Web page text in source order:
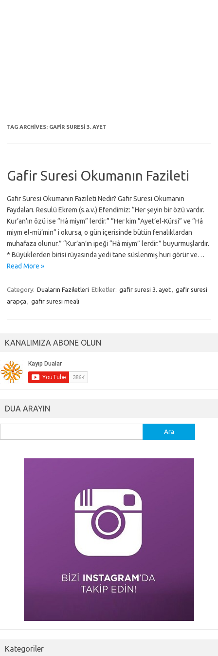
TAG ARCHIVES: GAFIR SURESI 3. AYET
Gafir Suresi Okumanın Fazileti
Gafir Suresi Okumanın Fazileti Nedir? Gafir Suresi Okumanın
Faydaları. Resulü Ekrem (s.a.v.) Efendimiz: “Her şeyin bir özü vardır.
Kur’an’ın özü ise “Hâ miym” lerdir.” “Her kim “Ayet’el-Kürsi” ve “Hâ
miym el-mü’min” i okursa, o gün içerisinde bütün fenalıklardan
muhafaza olunur.” “Kur’an’ın ipeği “Hâ miym” lerdir.” buyurmuşlardır.
* Büyüklerden birisi rüyasında yedi tane süslenmiş huri görür ve…
Read More »
Category: Duaların Faziletleri Etiketler: gafir suresi 3. ayet, gafir suresi
arapça , gafir suresi meali
KANALIMIZA ABONE OLUN
DUA ARAYIN
Kategoriler